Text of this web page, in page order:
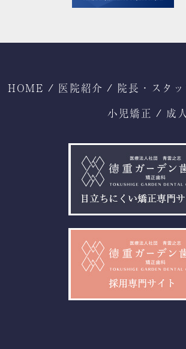
HOME 医院紹介 院長・スタ
小児矯正
成